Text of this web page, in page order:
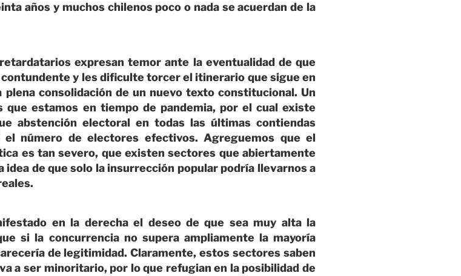
años y muchos chilenos poco o nada se acuerdan de la
expresan temor ante la eventualidad de que
y les dificulte torcer el itinerario que sigue en
consolidación de un nuevo texto constitucional. Un
que estamos en tiempo de pandemia, por el cual existe
abstención electoral en todas las últimas contiendas
número de electores efectivos. Agreguemos que el
es tan severo, que existen sectores que abiertamente
de que solo la insurrección popular podría llevarnos a
en la derecha el deseo de que sea muy alta la
si la concurrencia no supera ampliamente la mayoría
de legitimidad. Claramente, estos sectores saben
a ser minoritario, por lo que refugian en la posibilidad de